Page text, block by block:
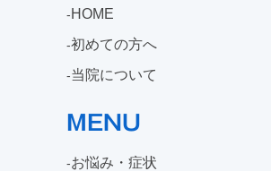
HOME
初めての方へ
当院について
MENU
お悩み・症状